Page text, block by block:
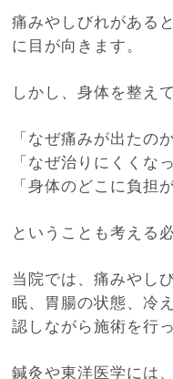
痛みやしびれがある
に目が向きます。
しかし、身体を整え
「なぜ痛みが出たのか
「なぜ治りにくくな
「身体のどこに負担
ということも考える
当院では、痛みやし
眠、胃腸の状態、冷
認しながら施術を行
鍼灸や東洋医学には